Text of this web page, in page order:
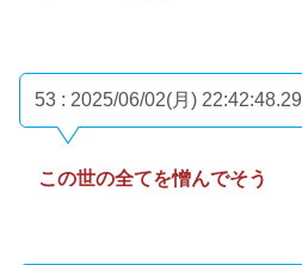
53 : 2025/06/02(月) 22:42:48.29
この世の全てを憎んでそう